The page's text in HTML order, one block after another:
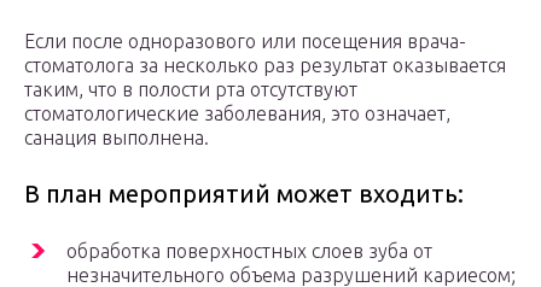
Если после одноразового или посещения врача-
стоматолога за несколько раз результат оказывается
таким, что в полости рта отсутствуют
стоматологические заболевания, это означает,
санация выполнена.
В план мероприятий может входить:
обработка поверхностных слоев зуба от
незначительного объема разрушений кариесом;